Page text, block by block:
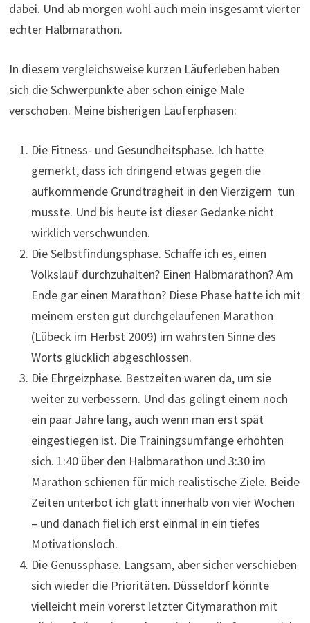
dabei. Und ab morgen wohl auch mein insgesamt vierter
echter Halbmarathon.
In diesem vergleichsweise kurzen Läuferleben haben
sich die Schwerpunkte aber schon einige Male
verschoben. Meine bisherigen Läuferphasen:
Die Fitness- und Gesundheitsphase. Ich hatte
gemerkt, dass ich dringend etwas gegen die
aufkommende Grundträgheit in den Vierzigern tun
musste. Und bis heute ist dieser Gedanke nicht
wirklich verschwunden.
Die Selbstfindungsphase. Schaffe ich es, einen
Volkslauf durchzuhalten? Einen Halbmarathon? Am
Ende gar einen Marathon? Diese Phase hatte ich mit
meinem ersten gut durchgelaufenen Marathon
(Lübeck im Herbst 2009) im wahrsten Sinne des
Worts glücklich abgeschlossen.
Die Ehrgeizphase. Bestzeiten waren da, um sie
weiter zu verbessern. Und das gelingt einem noch
ein paar Jahre lang, auch wenn man erst spät
eingestiegen ist. Die Trainingsumfänge erhöhten
sich. 1:40 über den Halbmarathon und 3:30 im
Marathon schienen für mich realistische Ziele. Beide
Zeiten unterbot ich glatt innerhalb von vier Wochen
– und danach fiel ich erst einmal in ein tiefes
Motivationsloch.
Die Genussphase. Langsam, aber sicher verschieben
sich wieder die Prioritäten. Düsseldorf könnte
vielleicht mein vorerst letzter Citymarathon mit